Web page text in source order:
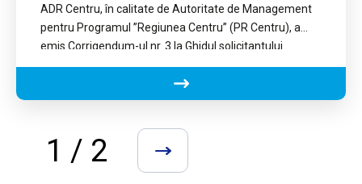
punerea în valoare a patrimoniului,
infrastructurii culturale și a potențialului
turistic din municipiile Regiunii Centru.
ADR Centru, în calitate de Autoritate de Management
pentru Programul ’’Regiunea Centru’’ (PR Centru), a
emis Corrigendum-ul nr. 3 la Ghidul solicitantului
aferent Acțiunii 8.1…
1 / 2 »